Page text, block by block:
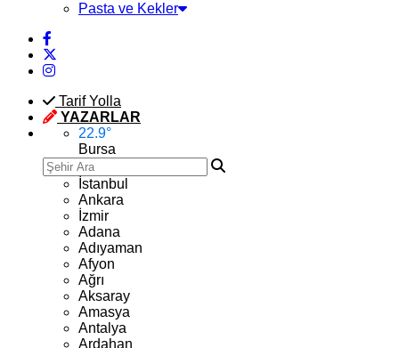
Pasta ve Kekler
Tarif Yolla
YAZARLAR
22.9°
Bursa
İstanbul
Ankara
İzmir
Adana
Adıyaman
Afyon
Ağrı
Aksaray
Amasya
Antalya
Ardahan